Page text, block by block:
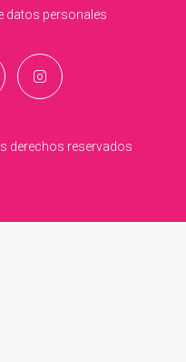
datos personales
derechos reservados